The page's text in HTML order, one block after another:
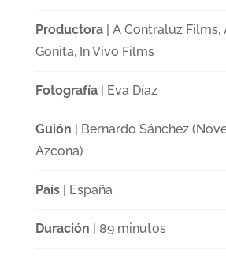
Productora| A Contraluz Films,
Gonita, In Vivo Films
Fotografía| Eva Díaz
Guión | Bernardo Sánchez
Azcona)
País| España
Duración | 89 minutos